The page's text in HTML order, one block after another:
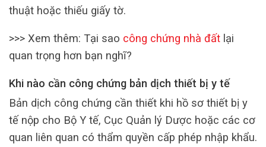
thuật hoặc thiếu giấy tờ.
>>> Xem thêm: Tại sao công chứng nhà đất lại
quan trọng hơn bạn nghĩ?
Khi nào cần công chứng bản dịch thiết bị y tế
Bản dịch công chứng cần thiết khi hồ sơ thiết bị y
tế nộp cho Bộ Y tế, Cục Quản lý Dược hoặc các cơ
quan liên quan có thẩm quyền cấp phép nhập khẩu.